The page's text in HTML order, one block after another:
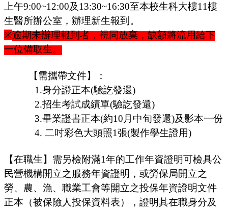
上午9:00~12:00及13:30~16:30至本校生科大樓11樓
生醫所辦公室，辦理新生報到。
※逾期未辦理報到者，視同放棄，缺額將流用給下
一位備取生。
【需攜帶文件】：
1.身分證正本(驗訖發還)
2.招生考試成績單(驗訖發還)
3.畢業證書正本(約10 月中旬發還)及影本一份
4. 二吋彩色大頭照1張(製作學生證用)
【在職生】需另檢附滿1年的工作年資證明可檢具公
民營機構開立之服務年資證明，或勞保局開立之
勞、農、漁、職業工會等開立之投保年資證明文件
正本（被保險人投保資料表），證明其在職身分及